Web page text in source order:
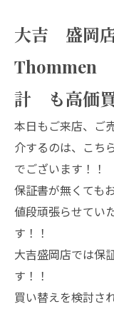
大吉 盛岡
Thommen
計 も高価買
本日もご来店、ご
介するのは、こち
でございます！！
保証書が無くても
値段頑張らせてい
す！！
大吉盛岡店では保
す！！
買い替えを検討さ